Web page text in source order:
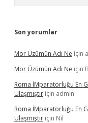
Son yorumlar
Mor Üzümün Adı Ne için
Mor Üzümün Adı Ne için
Roma İMparatorluğu En
Ulaşmıştır için admin
Roma İMparatorluğu En
Ulaşmıştır için Nil